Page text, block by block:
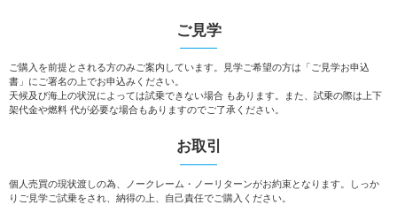
ご見学
ご購入を前提とされる方のみご案内しています。見学ご希望の方は「ご見学お申込
書」にご署名の上でお申込みください。
天候及び海上の状況によっては試乗できない場合 もあります。また、試乗の際は上下
架代金や燃料 代が必要な場合もありますのでご了承ください。
お取引
個人売買の現状渡しの為、ノークレーム・ノーリターンがお約束となります。しっか
りご見学ご試乗をされ、納得の上、自己責任でご購入ください。